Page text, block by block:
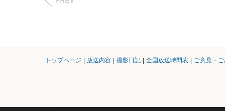
トップページ 放送内容 撮影日記 全国放送時間表 ご意見・